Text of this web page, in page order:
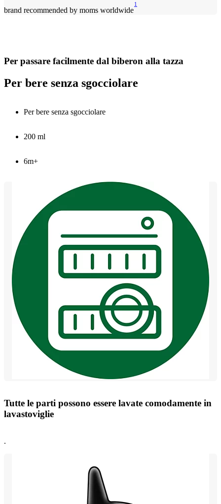
brand recommended by moms worldwide
1
Per passare facilmente dal biberon alla tazza
Per bere senza sgocciolare
Per bere senza sgocciolare
200 ml
6m+
Tutte le parti possono essere lavate comodamente in
lavastoviglie
.